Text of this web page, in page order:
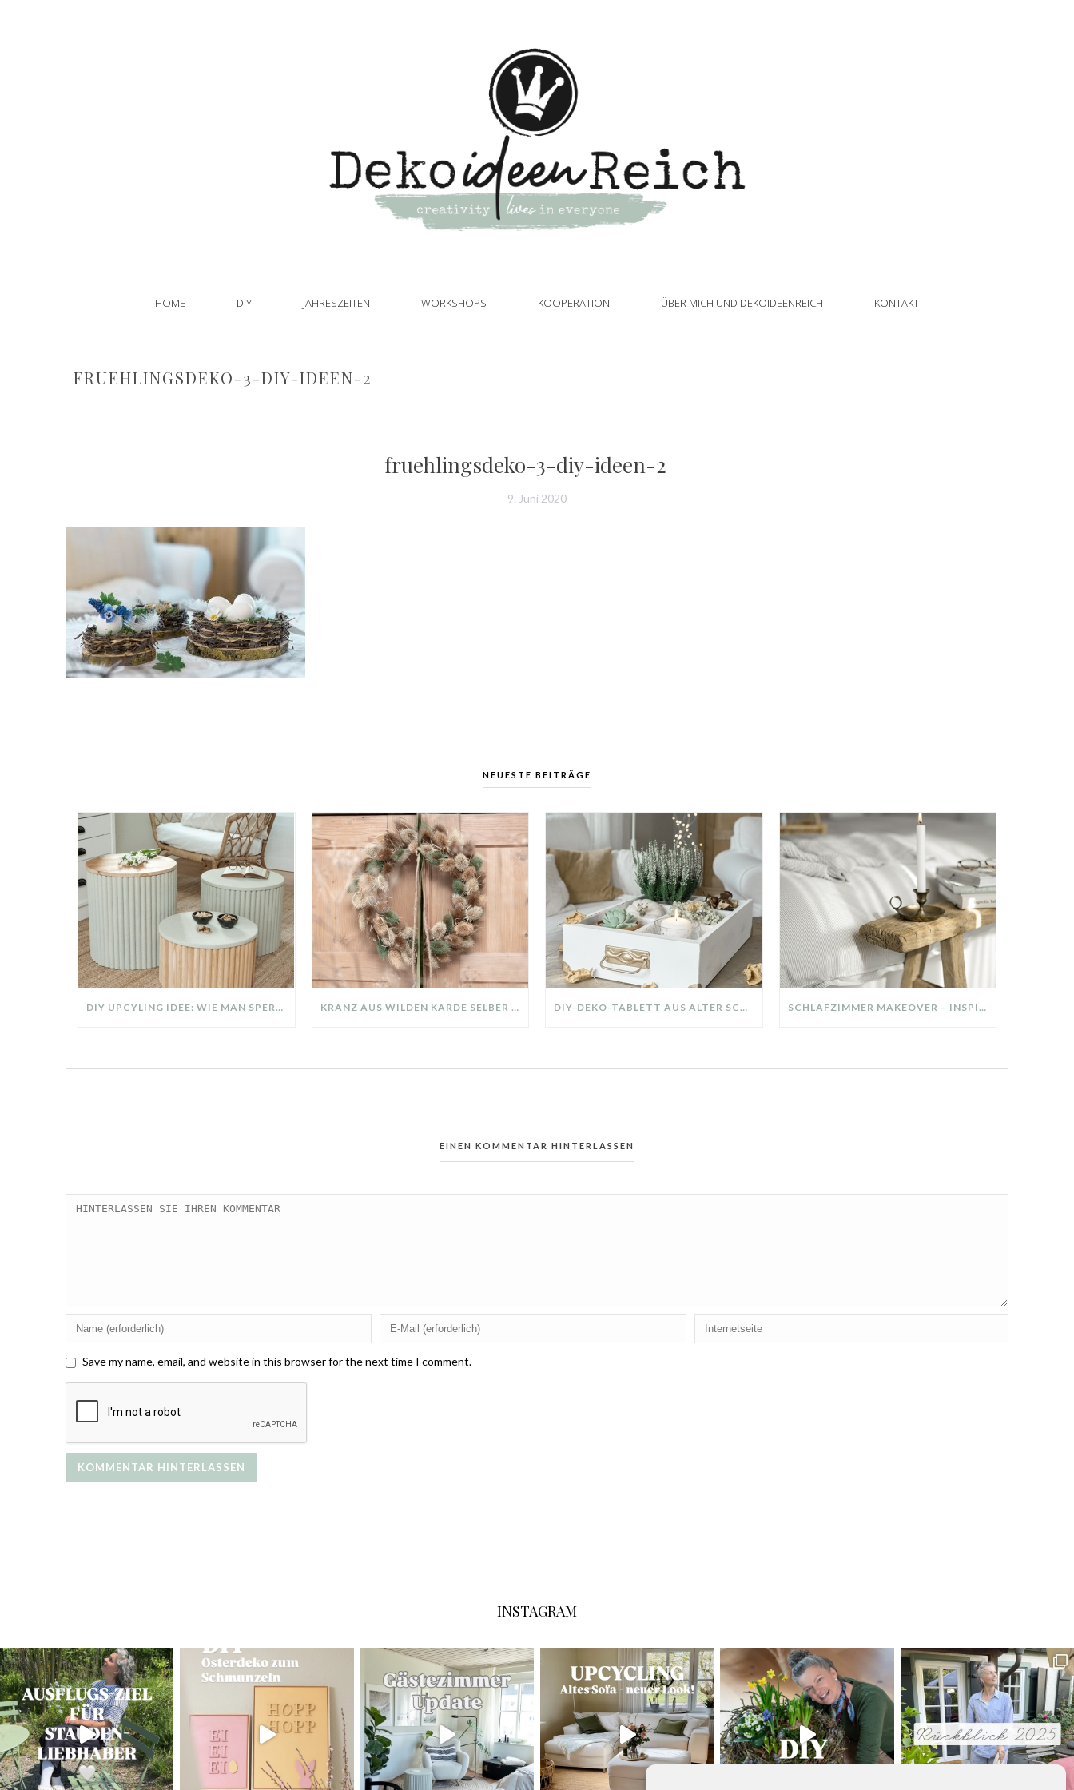
HOME DIY JAHRESZEITEN WORKSHOPS KOOPERATION ÜBER MICH UND DEKOIDEENREICH KONTAKT
FRUEHLINGSDEKO-3-DIY-IDEEN-2
fruehlingsdeko-3-diy-ideen-2
9. Juni 2020
NEUESTE BEITRÄGE
DIY UPCYLING IDEE: WIE MAN SPERRMÜLL IN EIN DESIGNER TEIL VERWANDELT KRANZ AUS WILDEN KARDE SELBER MACHEN: HERBSTDEKO GANZ EINFACH DIY-DEKO-TABLETT AUS ALTER SCHUBLADE – NACHHALTIGE HERBSTDEKO SELBER MACHEN! SCHLAFZIMMER MAKEOVER – INSPIRATION FÜR DEIN SCHLAFZIMMER: AUS ALT MACH NEU – HELL, GEMÜTLICH UND EINLADEND
EINEN KOMMENTAR HINTERLASSEN
Save my name, email, and website in this browser for the next time I comment.
INSTAGRAM